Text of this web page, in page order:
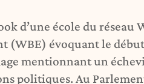
d’une école du réseau
(WBE) évoquant le
mentionnant un
politiques. Au